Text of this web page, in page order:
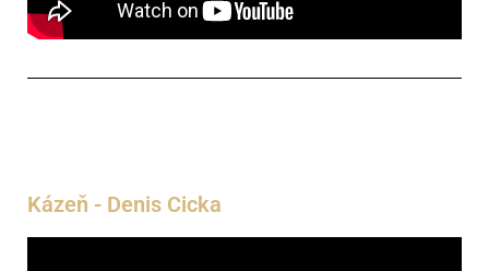
Kázeň - Denis Cicka